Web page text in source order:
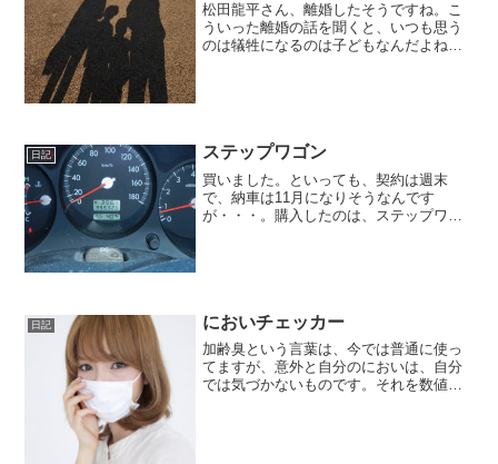
松田龍平さん、離婚したそうですね。こ
ういった離婚の話を聞くと、いつも思う
のは犠牲になるのは子どもなんだよね、
日記 ステップワゴン
買いました。といっても、契約は週末
で、納車は11月になりそうなんです
が・・・。購入したのは、ステップワゴ
日記 においチェッカー
加齢臭という言葉は、今では普通に使っ
てますが、意外と自分のにおいは、自分
では気づかないものです。それを数値と